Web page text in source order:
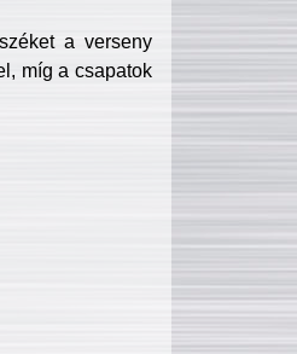
a verseny
míg a csapatok